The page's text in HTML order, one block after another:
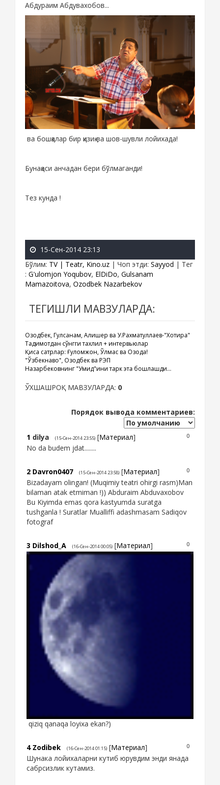
Абдураим Абдувахобов...
ва бошқалар бир қизиқ ва шов-шувли лойихада!
Бунақаси анчадан бери бўлмаганди!
Тез кунда !
15-Сен-2014 23:13
Бўлим: TV | Teatr, Kino.uz | Чоп этди: Sayyod | Тег
: G'ulomjon Yoqubov, ElDiDo, Gulsanam
Mamazoitova, Ozodbek Nazarbekov
ТЕГИШЛИ МАВЗУЛАРДА:
Озодбек, Гулсанам, Алишер ва У.Рахматуллаев-"Хотира"
Тақдимотдан сўнгги тахлил + интервьюлар
Қисқа сатрлар: Ғуломжон, Ўлмас ва Озода!
"Ўзбекнаво", Озодбек ва РЭП
Назарбековнинг "Умид"ини тарк эта бошлашди...
ЎХШАШРОҚ МАВЗУЛАРДА: 0
Порядок вывода комментариев:
0
1 dilya (15-Сен-2014 23:55) [Материал]
No da budem jdat........
0
2 Davron0407 (15-Сен-2014 23:58) [Материал]
Bizadayam olingan! (Muqimiy teatri ohirgi rasm)Man
bilaman atak etmiman !)) Abduraim Abduvaxobov
Bu Kiyimda emas qora kastyumda suratga
tushganla ! Suratlar Mualliffi adashmasam Sadiqov
fotograf
0
3 Dilshod_A (16-Сен-2014 00:05) [Материал]
qiziq qanaqa loyixa ekan?)
0
4 Zodibek (16-Сен-2014 01:15) [Материал]
Шунака лойихаларни кутиб юрувдим энди янада
сабрсизлик кутамиз.